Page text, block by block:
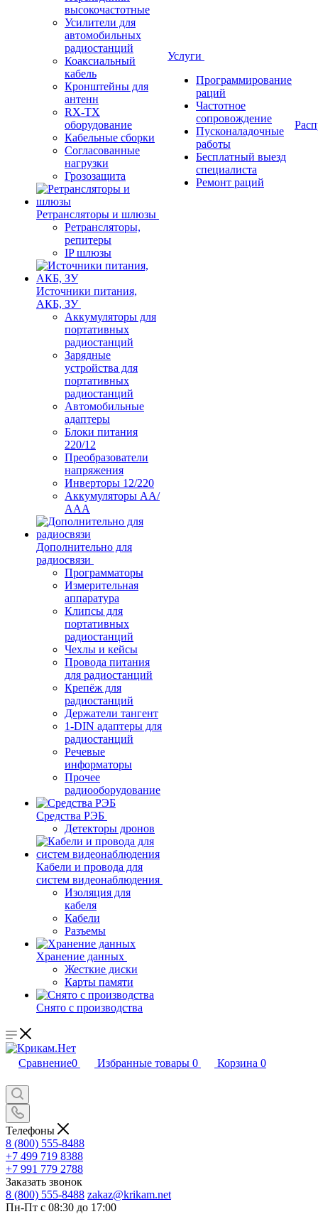
высокочастотные
Усилители для
автомобильных
радиостанций
Коаксиальный
кабель
Кронштейны для
антенн
RX-TX
оборудование
Кабельные сборки
Согласованные
нагрузки
Грозозащита
Ретрансляторы и шлюзы
Ретрансляторы,
репитеры
IP шлюзы
Источники питания,
АКБ, ЗУ
Аккумуляторы для
портативных
радиостанций
Зарядные
устройства для
портативных
радиостанций
Автомобильные
адаптеры
Блоки питания
220/12
Преобразователи
напряжения
Инверторы 12/220
Аккумуляторы АА/
ААА
Дополнительно для
радиосвязи
Программаторы
Измерительная
аппаратура
Клипсы для
портативных
радиостанций
Чехлы и кейсы
Провода питания
для радиостанций
Крепёж для
радиостанций
Держатели тангент
1-DIN адаптеры для
радиостанций
Речевые
информаторы
Прочее
радиооборудование
Средства РЭБ
Детекторы дронов
Кабели и провода для
систем видеонаблюдения
Изоляция для
кабеля
Кабели
Разъемы
Хранение данных
Жесткие диски
Карты памяти
Снято с производства
Услуги
Программирование
раций
Частотное
сопровождение
Пусконаладочные
работы
Бесплатный выезд
специалиста
Ремонт раций
Сравнение0 Избранные товары 0 Корзина 0
Телефоны
8 (800) 555-8488
+7 499 719 8388
+7 991 779 2788
Заказать звонок
8 (800) 555-8488 zakaz@krikam.net
Пн-Пт с 08:30 до 17:00